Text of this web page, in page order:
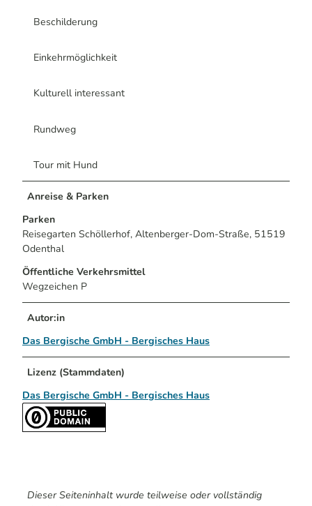
Beschilderung
Einkehrmöglichkeit
Kulturell interessant
Rundweg
Tour mit Hund
Anreise & Parken
Parken
Reisegarten Schöllerhof, Altenberger-Dom-Straße, 51519
Odenthal
Öffentliche Verkehrsmittel
Wegzeichen P
Autor:in
Das Bergische GmbH - Bergisches Haus
Lizenz (Stammdaten)
Das Bergische GmbH - Bergisches Haus
Dieser Seiteninhalt wurde teilweise oder vollständig